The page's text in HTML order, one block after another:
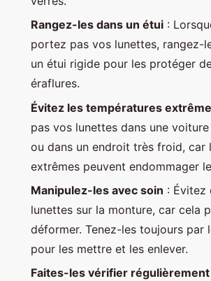
Rangez-les dans un étui :
portez pas vos lunettes, rangez-
un étui rigide pour les protéger
éraflures.
Évitez les températures
pas vos lunettes dans une
ou dans un endroit très froid, car
extrêmes peuvent endommager
Manipulez-les avec soin : Évitez
lunettes sur la monture, car cela
déformer. Tenez-les toujours par
pour les mettre et les enlever.
Faites-les vérifier régulièrement